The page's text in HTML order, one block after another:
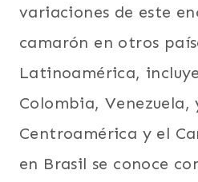
variaciones de este
camarón en otros
Latinoamérica,
Colombia, Venezuela,
Centroamérica y el
en Brasil se conoce